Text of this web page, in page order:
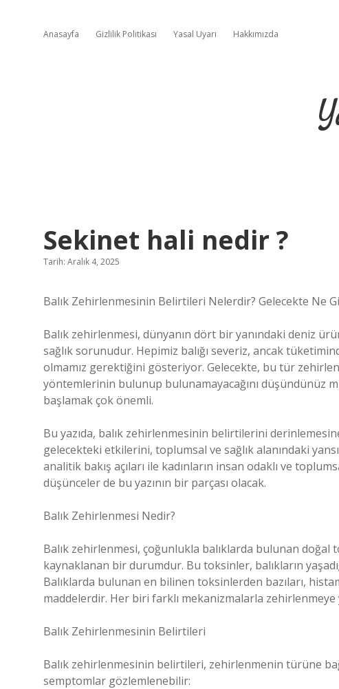
Anasayfa Gizlilik Politikası Yasal Uyarı Hakkımızda
Sekinet hali nedir ?
Tarih: Aralık 4, 2025
Balık Zehirlenmesinin Belirtileri Nelerdir? Gelecekte Ne
Balık zehirlenmesi, dünyanın dört bir yanındaki deniz
sağlık sorunudur. Hepimiz balığı severiz, ancak
olmamız gerektiğini gösteriyor. Gelecekte, bu tür
yöntemlerinin bulunup bulunamayacağını düşündünüz
başlamak çok önemli.
Bu yazıda, balık zehirlenmesinin belirtilerini
gelecekteki etkilerini, toplumsal ve sağlık alanındaki
analitik bakış açıları ile kadınların insan odaklı ve
düşünceler de bu yazının bir parçası olacak.
Balık Zehirlenmesi Nedir?
Balık zehirlenmesi, çoğunlukla balıklarda bulunan
kaynaklanan bir durumdur. Bu toksinler, balıkların
Balıklarda bulunan en bilinen toksinlerden bazıları,
maddelerdir. Her biri farklı mekanizmalarla zehirlenmeye
Balık Zehirlenmesinin Belirtileri
Balık zehirlenmesinin belirtileri, zehirlenmenin türüne
semptomlar gözlemlenebilir: